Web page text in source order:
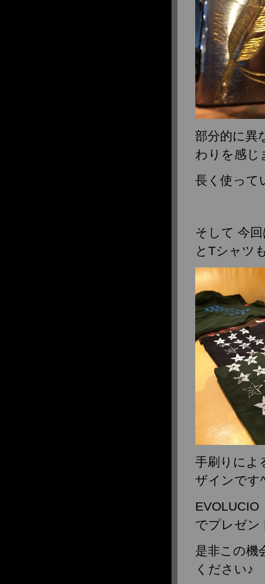
部分的に異
わりを感じ
長く使って
そして 今
とTシャツ
手刷りによ
ザインです
でプレゼン
是非この機
ください♪